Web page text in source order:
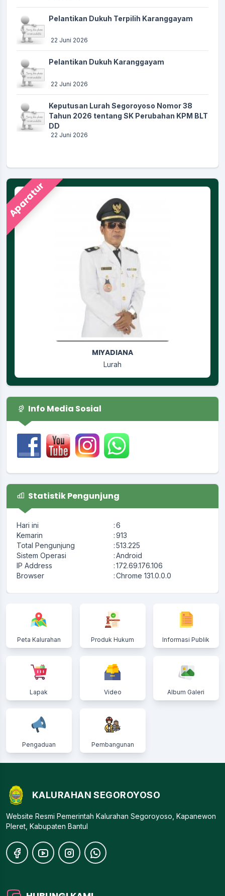
Pelantikan Dukuh Terpilih Karanggayam
22 Juni 2026
Pelantikan Dukuh Karanggayam
22 Juni 2026
Keputusan Lurah Segoroyoso Nomor 38
Tahun 2026 tentang SK Perubahan KPM BLT
DD
22 Juni 2026
Aparatur
RUSGIYANTI
Jagabaya
Info Media Sosial
Statistik Pengunjung
Hari ini :6
Kemarin
:913
Total Pengunjung
:513.225
Sistem Operasi
:Android
IP Address
:172.69.176.106
Browser
:Chrome 131.0.0.0
Peta Kalurahan Produk Hukum Informasi Publik
Lapak Video Album Galeri
Pengaduan Pembangunan
KALURAHAN SEGOROYOSO
Website Resmi Pemerintah Kalurahan Segoroyoso, Kapanewon
Pleret, Kabupaten Bantul